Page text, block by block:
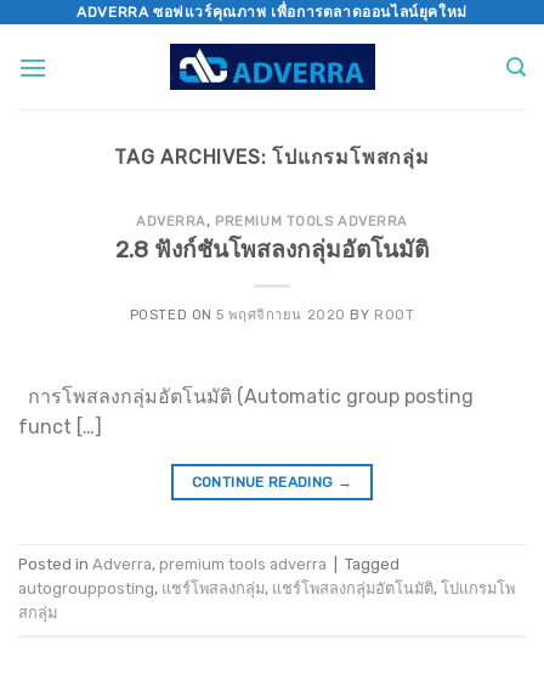
content
ADVERRA ซอฟแวร์คุณภาพ เพื่อการตลาดออนไลน์ยุคใหม่
TAG ARCHIVES:โปแกรมโพสกลุ่ม
ADVERRA, PREMIUM TOOLS ADVERRA
2.8 ฟังก์ชันโพสลงกลุ่มอัตโนมัติ
POSTED ON5 พฤศจิกายน 2020 BY ROOT
การโพสลงกลุ่มอัตโนมัติ (Automatic group posting
funct […]
CONTINUE READING →
Posted in Adverra, premium tools adverra
Tagged
autogroupposting, แชร์โพสลงกลุ่ม, แชร์โพสลงกลุ่มอัตโนมัติ, โปแกรมโพ
สกลุ่ม